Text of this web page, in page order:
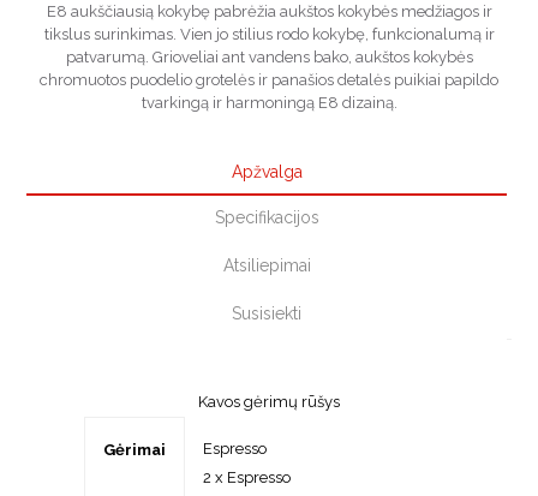
E8 aukščiausią kokybę pabrėžia aukštos kokybės medžiagos ir
tikslus surinkimas. Vien jo stilius rodo kokybę, funkcionalumą ir
patvarumą. Grioveliai ant vandens bako, aukštos kokybės
chromuotos puodelio grotelės ir panašios detalės puikiai papildo
tvarkingą ir harmoningą E8 dizainą.
Apžvalga
Specifikacijos
Atsiliepimai
Susisiekti
Kavos gėrimų rūšys
Gėrimai
Espresso
2 x Espresso